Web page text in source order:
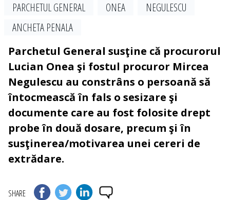
PARCHETUL GENERAL ONEA
NEGULESCU
ANCHETA PENALA
Parchetul General susţine că procurorul
Lucian Onea şi fostul procuror Mircea
Negulescu au constrâns o persoană să
întocmească în fals o sesizare şi
documente care au fost folosite drept
probe în două dosare, precum şi în
susţinerea/motivarea unei cereri de
extrădare.
SHARE